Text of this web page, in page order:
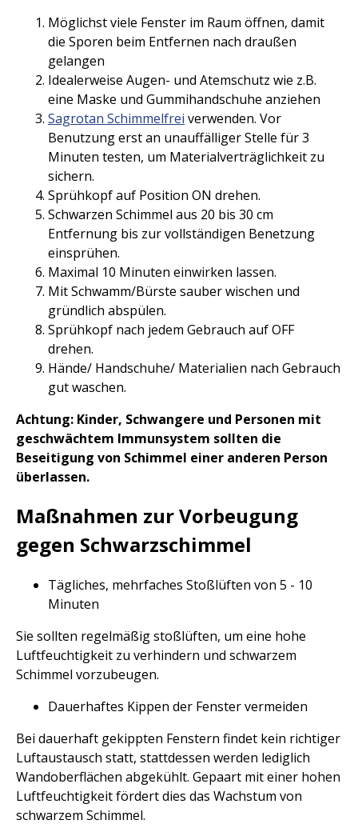
Möglichst viele Fenster im Raum öffnen, damit
die Sporen beim Entfernen nach draußen
gelangen
Idealerweise Augen- und Atemschutz wie z.B.
eine Maske und Gummihandschuhe anziehen
Sagrotan Schimmelfrei verwenden. Vor
Benutzung erst an unauffälliger Stelle für 3
Minuten testen, um Materialverträglichkeit zu
sichern.
Sprühkopf auf Position ON drehen.
Schwarzen Schimmel aus 20 bis 30 cm
Entfernung bis zur vollständigen Benetzung
einsprühen.
Maximal 10 Minuten einwirken lassen.
Mit Schwamm/Bürste sauber wischen und
gründlich abspülen.
Sprühkopf nach jedem Gebrauch auf OFF
drehen.
Hände/ Handschuhe/ Materialien nach Gebrauch
gut waschen.
Achtung: Kinder, Schwangere und Personen mit
geschwächtem Immunsystem sollten die
Beseitigung von Schimmel einer anderen Person
überlassen.
Maßnahmen zur Vorbeugung
gegen Schwarzschimmel
Tägliches, mehrfaches Stoßlüften von 5 - 10
Minuten
Sie sollten regelmäßig stoßlüften, um eine hohe
Luftfeuchtigkeit zu verhindern und schwarzem
Schimmel vorzubeugen.
Dauerhaftes Kippen der Fenster vermeiden
Bei dauerhaft gekippten Fenstern findet kein richtiger
Luftaustausch statt, stattdessen werden lediglich
Wandoberflächen abgekühlt. Gepaart mit einer hohen
Luftfeuchtigkeit fördert dies das Wachstum von
schwarzem Schimmel.